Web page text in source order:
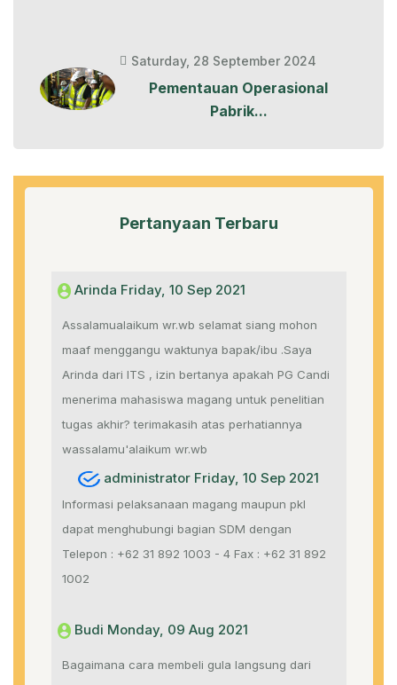
Saturday, 28 September 2024
Pementauan Operasional
Pabrik...
Pertanyaan Terbaru
Arinda Friday, 10 Sep 2021
Assalamualaikum wr.wb selamat siang mohon
maaf menggangu waktunya bapak/ibu .Saya
Arinda dari ITS , izin bertanya apakah PG Candi
menerima mahasiswa magang untuk penelitian
tugas akhir? terimakasih atas perhatiannya
wassalamu'alaikum wr.wb
administrator Friday, 10 Sep 2021
Informasi pelaksanaan magang maupun pkl
dapat menghubungi bagian SDM dengan
Telepon : +62 31 892 1003 - 4 Fax : +62 31 892
1002
Budi Monday, 09 Aug 2021
Bagaimana cara membeli gula langsung dari